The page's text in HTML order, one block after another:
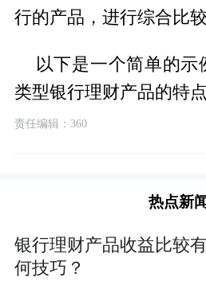
行的产品，进行综合比较
以下是一个简单的示
类型银行理财产品的特点
责任编辑：360
热点新闻
银行理财产品收益比较有
何技巧？